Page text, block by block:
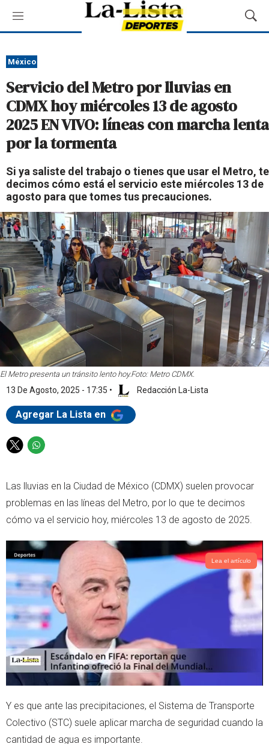
M
e
ú
M
o
ú
e
d
México
Servicio del Metro por lluvias en
CDMX hoy miércoles 13 de agosto
2025 EN VIVO: líneas con marcha lenta
por la tormenta
Si ya saliste del trabajo o tienes que usar el Metro, te
decimos cómo está el servicio este miércoles 13 de
agosto para que tomes tus precauciones.
El Metro presenta un tránsito lento hoy.Foto: Metro CDMX.
13 De Agosto, 2025 - 17:35 • Redacción La-Lista
Agregar La Lista en
T
t
t
e
r
W
t
s
p
p
Las lluvias en la Ciudad de México (CDMX) suelen provocar
problemas en las líneas del Metro, por lo que te decimos
cómo va el servicio hoy, miércoles 13 de agosto de 2025.
Lea el artículo
Y es que ante las precipitaciones, el Sistema de Transporte
Colectivo (STC) suele aplicar marcha de seguridad cuando la
cantidad de agua es importante.